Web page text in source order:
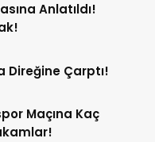
Anlatıldı!
Direğine Çarptı!
Maçına Kaç